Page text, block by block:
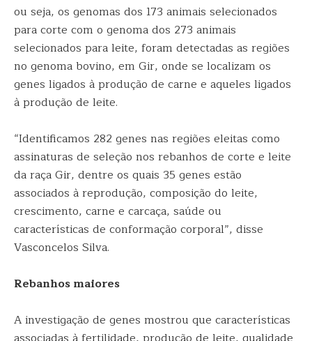
ou seja, os genomas dos 173 animais selecionados
para corte com o genoma dos 273 animais
selecionados para leite, foram detectadas as regiões
no genoma bovino, em Gir, onde se localizam os
genes ligados à produção de carne e aqueles ligados
à produção de leite.
“Identificamos 282 genes nas regiões eleitas como
assinaturas de seleção nos rebanhos de corte e leite
da raça Gir, dentre os quais 35 genes estão
associados à reprodução, composição do leite,
crescimento, carne e carcaça, saúde ou
características de conformação corporal”, disse
Vasconcelos Silva.
Rebanhos maiores
A investigação de genes mostrou que características